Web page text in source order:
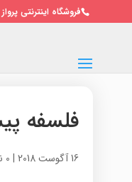
فروشگاه اینترنتی پرواز 09128501125 / 02122691010
فلسفه
16 آگوست 2018 | 0 نظر